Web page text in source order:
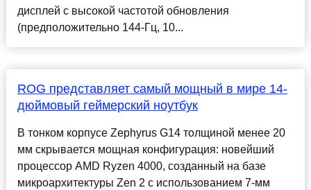
дисплей с высокой частотой обновления
(предположительно 144-Гц, 10...
ROG представляет самый мощный в мире 14-
дюймовый геймерский ноутбук
В тонком корпусе Zephyrus G14 толщиной менее 20
мм скрывается мощная конфигурация: новейший
процессор AMD Ryzen 4000, созданный на базе
микроархитектуры Zen 2 с использованием 7-мм